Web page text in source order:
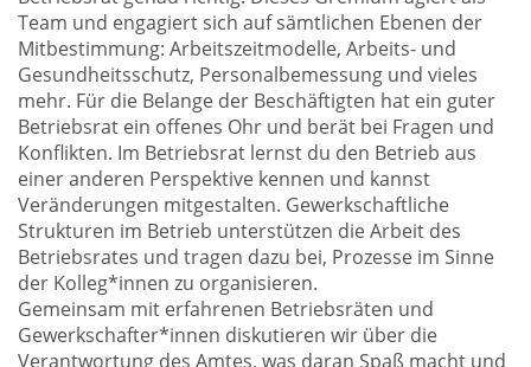
Team und engagiert sich auf sämtlichen Ebenen der
Mitbestimmung: Arbeitszeitmodelle, Arbeits- und
Gesundheitsschutz, Personalbemessung und vieles
mehr. Für die Belange der Beschäftigten hat ein guter
Betriebsrat ein offenes Ohr und berät bei Fragen und
Konflikten. Im Betriebsrat lernst du den Betrieb aus
einer anderen Perspektive kennen und kannst
Veränderungen mitgestalten. Gewerkschaftliche
Strukturen im Betrieb unterstützen die Arbeit des
Betriebsrates und tragen dazu bei, Prozesse im Sinne
der Kolleg*innen zu organisieren.
Gemeinsam mit erfahrenen Betriebsräten und
Gewerkschafter*innen diskutieren wir über die
Verantwortung des Amtes, was daran Spaß macht und